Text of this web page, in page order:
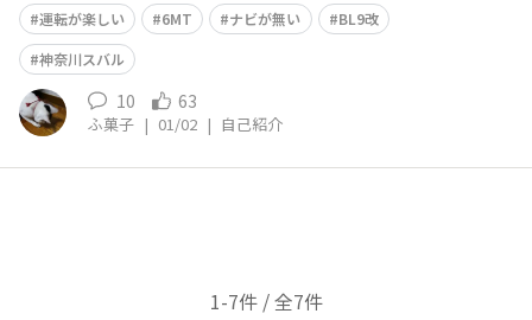
いました。劣化も進むばかりなので、リフレッシュしなが
運転が楽しい
6MT ナビが無い
BL9改
神奈川スバル
10 63
ふ菓子 | 01/02 | 自己紹介
1-7件 / 全7件